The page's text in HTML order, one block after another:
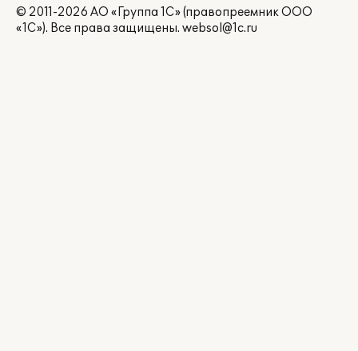
© 2011-2026 АО «Группа 1С» (правопреемник ООО
«1С»). Все права защищены. websol@1c.ru